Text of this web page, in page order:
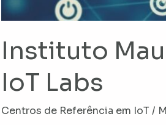
Instituto
IoT Labs
Centros de Referência em IoT /